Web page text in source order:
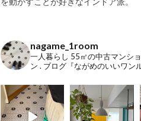
nagame_1room
一人暮らし 55㎡の中古マンシ
ン . ブログ『ながめのいいワン